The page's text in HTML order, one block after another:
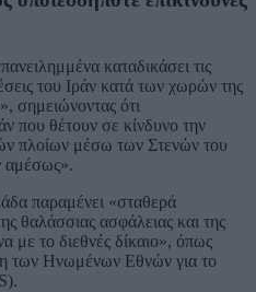
καταδικάσει τις
του Ιράν κατά των χωρών της
σημειώνοντας ότι
που θέτουν σε κίνδυνο την
πλοίων μέσω των Στενών του
αμέσως».
παραμένει «σταθερά
θαλάσσιας ασφάλειας και της
με το διεθνές δίκαιο», όπως
των Ηνωμένων Εθνών για το